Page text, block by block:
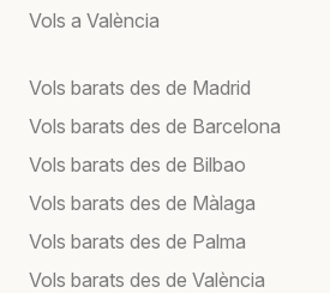
Vols a València
Vols barats des de Madrid
Vols barats des de Barcelona
Vols barats des de Bilbao
Vols barats des de Màlaga
Vols barats des de Palma
Vols barats des de València